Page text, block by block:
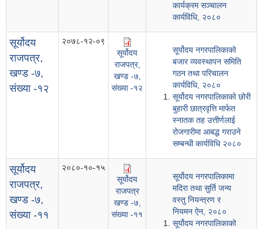
कार्यक्रम सञ्चालन
कार्यविधि, २०८०
सूर्योदय
राजपत्र,
खण्ड -७,
संख्या -१२
२०७८-१२-०९
सूर्योदय
राजपत्र,
खण्ड -७,
संख्या -१२
सूर्योदय नगरपालिकाको
बजार व्यवस्थापन समिति
गठन तथा परिचालन
कार्यविधि, २०८०
सूर्योदय नगरपालिकाको छोरी
बुहारी छात्रवृत्ति मार्फत
स्नातक तह उत्तीर्णलाई
रोजगारीमा आबद्ध गराउने
सम्बन्धी कार्यविधि २०८०
सूर्योदय
राजपत्र,
खण्ड -७,
संख्या -११
२०८०-१०-१५
सूर्योदय
राजपत्र
खण्ड -७,
संख्या -११
सूर्योदय नगरपालिकामा
मदिरा तथा सुर्ति जन्य
वस्तु नियन्त्रण र
नियमन ऐन, २०८०
सूर्योदय नगरपालिकाको